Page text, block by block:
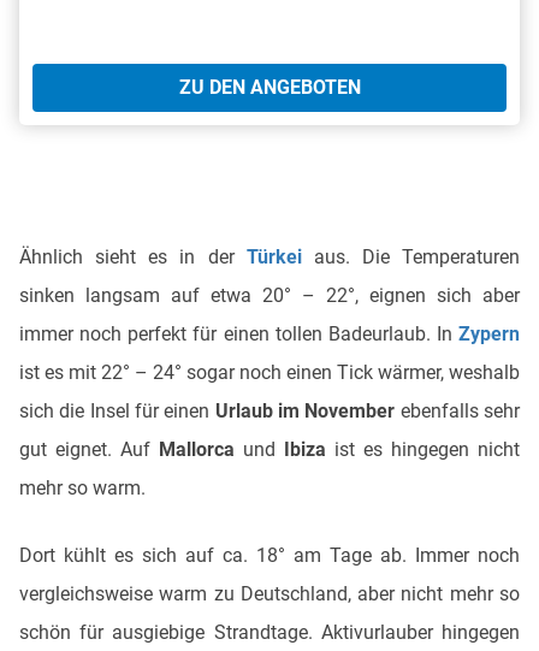
ZU DEN ANGEBOTEN
Ähnlich sieht es in der Türkeiaus. Die Temperaturen
sinken langsam auf etwa 20° – 22°, eignen sich aber
immer noch perfekt für einen tollen Badeurlaub. In Zypern
ist es mit 22° – 24° sogar noch einen Tick wärmer, weshalb
sich die Insel für einen Urlaub im November ebenfalls sehr
gut eignet. Auf Mallorca und Ibiza ist es hingegen nicht
mehr so warm.
Dort kühlt es sich auf ca. 18° am Tage ab. Immer noch
vergleichsweise warm zu Deutschland, aber nicht mehr so
schön für ausgiebige Strandtage. Aktivurlauber hingegen